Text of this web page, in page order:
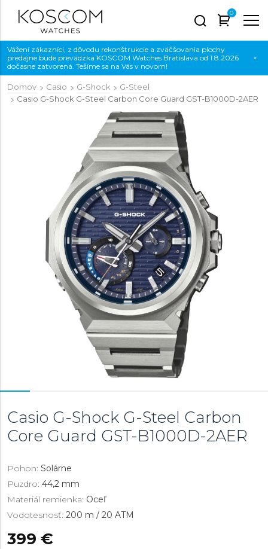
0
Vážení zákazníci, z dôvodu rekonštrukcie a zväčšovania plochy
predajne bude prevádzka KOSCOM Watches Bratislava od 1.8.2026
dočasne zatvorená. Tešíme sa na Vás v novom!
×
Domov Casio G-Shock
G-Steel
Casio G-Shock G-Steel Carbon Core Guard GST-B1000D-2AER
Casio G-Shock G-Steel Carbon
Core Guard GST-B1000D-2AER
Pohon: Solárne
Puzdro: 44,2 mm
Materiál remienka: Oceľ
Vodotesnosť: 200 m / 20 ATM
399 €